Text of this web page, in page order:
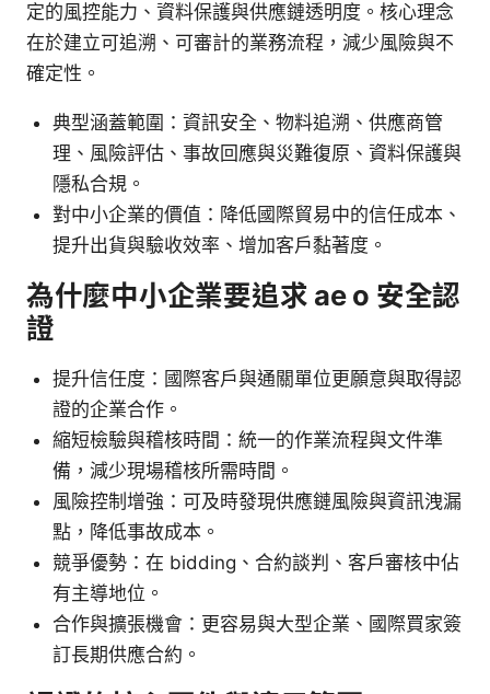
定的風控能力、資料保護與供應鏈透明度。核心理念
在於建立可追溯、可審計的業務流程，減少風險與不
確定性。
典型涵蓋範圍：資訊安全、物料追溯、供應商管
理、風險評估、事故回應與災難復原、資料保護與
隱私合規。
對中小企業的價值：降低國際貿易中的信任成本、
提升出貨與驗收效率、增加客戶黏著度。
為什麼中小企業要追求 ae o 安全認
證
提升信任度：國際客戶與通關單位更願意與取得認
證的企業合作。
縮短檢驗與稽核時間：統一的作業流程與文件準
備，減少現場稽核所需時間。
風險控制增強：可及時發現供應鏈風險與資訊洩漏
點，降低事故成本。
競爭優勢：在 bidding、合約談判、客戶審核中佔
有主導地位。
合作與擴張機會：更容易與大型企業、國際買家簽
訂長期供應合約。